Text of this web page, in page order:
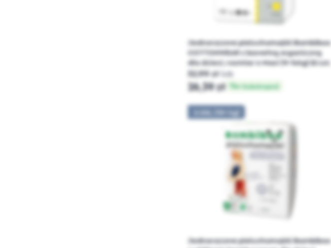
Jednorazowe pieluchomajtki Bambiboo
COTTONWEAR z bawełną organiczną
dla dzieci, rozmiar 4 Maxi (9-14kg) 22 szt.
32,99 złlub
26,39 zł w Subskrypcji
6 XXL (15+ kg)
Jednorazowe pieluchomajtki Bambiboo